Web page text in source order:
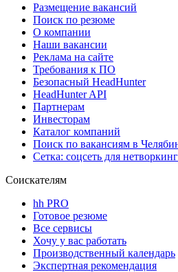
Размещение вакансий
Поиск по резюме
О компании
Наши вакансии
Реклама на сайте
Требования к ПО
Безопасный HeadHunter
HeadHunter API
Партнерам
Инвесторам
Каталог компаний
Поиск по вакансиям в
Сетка: соцсеть для
Соискателям
hh PRO
Готовое резюме
Все сервисы
Хочу у вас работать
Производственный календарь
Экспертная рекомендация